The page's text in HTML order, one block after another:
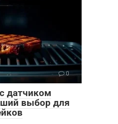
0
датчиком
выбор для